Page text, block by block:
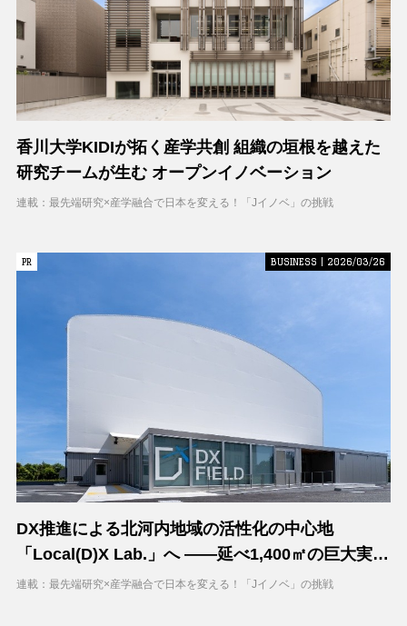
香川大学KIDIが拓く産学共創 組織の垣根を越えた
研究チームが生む オープンイノベーション
連載：最先端研究×産学融合で日本を変える！「Jイノベ」の挑戦
PR
PR BUSINESS | 2026/03/26
DX推進による北河内地域の活性化の中心地
「Local(D)X Lab.」へ ――延べ1,400㎡の巨大実証
空間で地域DXに挑む 大阪工業大学 DXフィールド
連載：最先端研究×産学融合で日本を変える！「Jイノベ」の挑戦